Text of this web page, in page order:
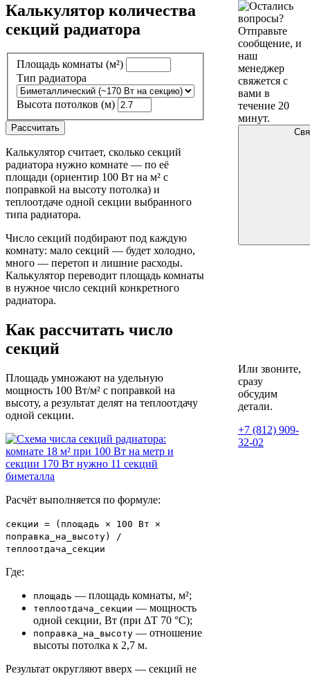
Калькулятор количества
секций радиатора
Площадь комнаты (м²)
Тип радиатора
Высота потолков (м)
Рассчитать
Калькулятор считает, сколько секций
радиатора нужно комнате — по её
площади (ориентир 100 Вт на м² с
поправкой на высоту потолка) и
теплоотдаче одной секции выбранного
типа радиатора.
Число секций подбирают под каждую
комнату: мало секций — будет холодно,
много — перетоп и лишние расходы.
Калькулятор переводит площадь комнаты
в нужное число секций конкретного
радиатора.
Как рассчитать число
секций
Площадь умножают на удельную
мощность 100 Вт/м² с поправкой на
высоту, а результат делят на теплоотдачу
одной секции.
Расчёт выполняется по формуле:
секции = (площадь × 100 Вт ×
поправка_на_высоту) /
теплоотдача_секции
Где:
площадь — площадь комнаты, м²;
теплоотдача_секции — мощность
одной секции, Вт (при ΔT 70 °C);
поправка_на_высоту — отношение
высоты потолка к 2,7 м.
Результат округляют вверх — секций не
Отправьте
сообщение, и
наш
менеджер
свяжется с
вами в
течение 20
минут.
Или звоните,
сразу
обсудим
детали.
+7 (812) 909-
32-02